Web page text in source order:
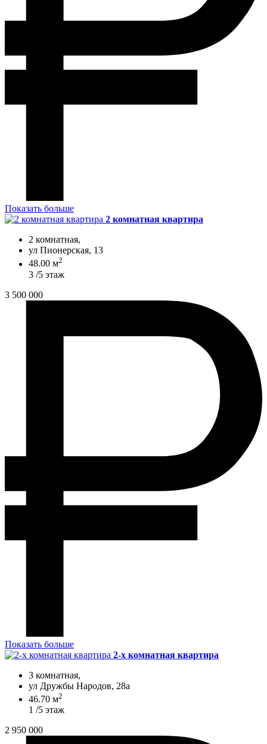
Показать больше
2 комнатная квартира
2 комнатная,
ул Пионерская, 13
48.00 м2
3 /5 этаж
3 500 000
Показать больше
2-х комнатная квартира
3 комнатная,
ул Дружбы Народов, 28а
46.70 м2
1 /5 этаж
2 950 000